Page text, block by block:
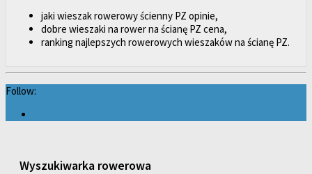
jaki wieszak rowerowy ścienny PZ opinie,
dobre wieszaki na rower na ścianę PZ cena,
ranking najlepszych rowerowych wieszaków na ścianę PZ.
Follow:
Wyszukiwarka rowerowa